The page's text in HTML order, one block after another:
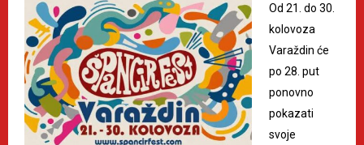
Od 21. do 30.
kolovoza
Varaždin će
po 28. put
ponovno
pokazati
svoje